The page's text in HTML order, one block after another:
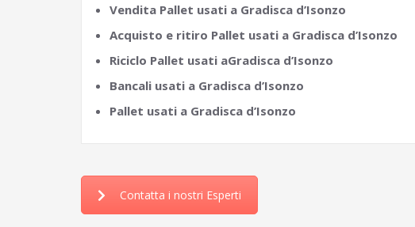
Vendita Pallet usati a Gradisca d’Isonzo
Acquisto e ritiro Pallet usati a Gradisca d’Isonzo
Riciclo Pallet usati aGradisca d’Isonzo
Bancali usati a Gradisca d’Isonzo
Pallet usati a Gradisca d’Isonzo
Contatta i nostri Esperti